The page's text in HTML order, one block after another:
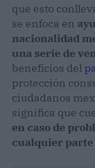
que esto
se enfoca en
nacionalidad
una serie de
beneficios del
protección
ciudadanos
significa que
en caso de
cualquier